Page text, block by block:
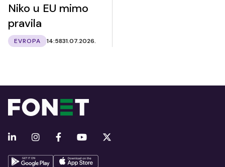
Niko u EU mimo
pravila
EVROPA 14:5831.07.2026.